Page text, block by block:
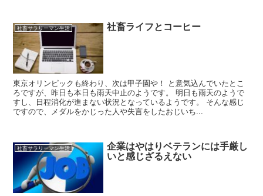
社畜サラリーマン生活 社畜ライフとコーヒー
東京オリンピックも終わり、次は甲子園や！ と意気込んでいたとこ
ろですが、昨日も本日も雨天中止のようです。 明日も雨天のようで
すし、日程消化が進まない状況となっているようです。 そんな感じ
ですので、メダルをかじった人や失言をしたおじいち...
社畜サラリーマン生活 企業はやはりベテランには手厳し
いと感じざるえない